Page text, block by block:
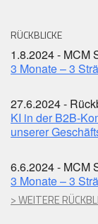
RÜCKBLICKE
1.8.2024 - MCM
3 Monate – 3
27.6.2024 -
KI in der B2B-
unserer
6.6.2024 - MCM
3 Monate – 3
> WEITERE